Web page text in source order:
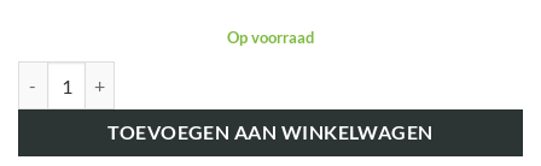
Op voorraad
TOEVOEGEN AAN WINKELWAGEN